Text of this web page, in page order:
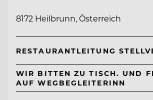
8172 Heilbrunn, Österreich
RESTAURANTLEITUNG
WIR BITTEN ZU TISCH. UND
AUF WEGBEGLEITERINN